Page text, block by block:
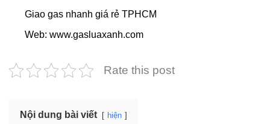
Giao gas nhanh giá rẻ TPHCM
Web: www.gasluaxanh.com
Rate this post
Nội dung bài viết hiện